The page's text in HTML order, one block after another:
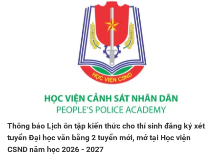
Thông báo Lịch ôn tập kiến thức cho thí sinh đăng ký xét
tuyển Đại học văn bằng 2 tuyển mới, mở tại Học viện
CSND năm học 2026 - 2027